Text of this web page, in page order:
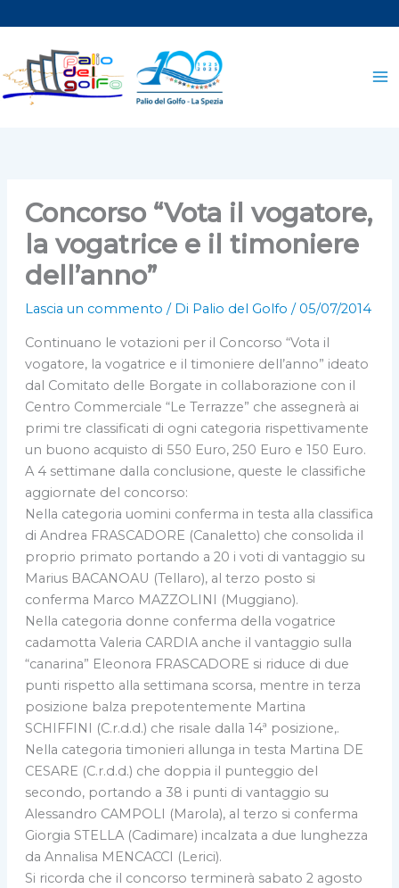
al
contenuto
Concorso “Vota il vogatore,
la vogatrice e il timoniere
dell’anno”
Lascia un commento / Di Palio del Golfo / 05/07/2014
Continuano le votazioni per il Concorso “Vota il
vogatore, la vogatrice e il timoniere dell’anno” ideato
dal Comitato delle Borgate in collaborazione con il
Centro Commerciale “Le Terrazze” che assegnerà ai
primi tre classificati di ogni categoria rispettivamente
un buono acquisto di 550 Euro, 250 Euro e 150 Euro.
A 4 settimane dalla conclusione, queste le classifiche
aggiornate del concorso:
Nella categoria uomini conferma in testa alla classifica
di Andrea FRASCADORE (Canaletto) che consolida il
proprio primato portando a 20 i voti di vantaggio su
Marius BACANOAU (Tellaro), al terzo posto si
conferma Marco MAZZOLINI (Muggiano).
Nella categoria donne conferma della vogatrice
cadamotta Valeria CARDIA anche il vantaggio sulla
“canarina” Eleonora FRASCADORE si riduce di due
punti rispetto alla settimana scorsa, mentre in terza
posizione balza prepotentemente Martina
SCHIFFINI (C.r.d.d.) che risale dalla 14ª posizione,.
Nella categoria timonieri allunga in testa Martina DE
CESARE (C.r.d.d.) che doppia il punteggio del
secondo, portando a 38 i punti di vantaggio su
Alessandro CAMPOLI (Marola), al terzo si conferma
Giorgia STELLA (Cadimare) incalzata a due lunghezza
da Annalisa MENCACCI (Lerici).
Si ricorda che il concorso terminerà sabato 2 agosto